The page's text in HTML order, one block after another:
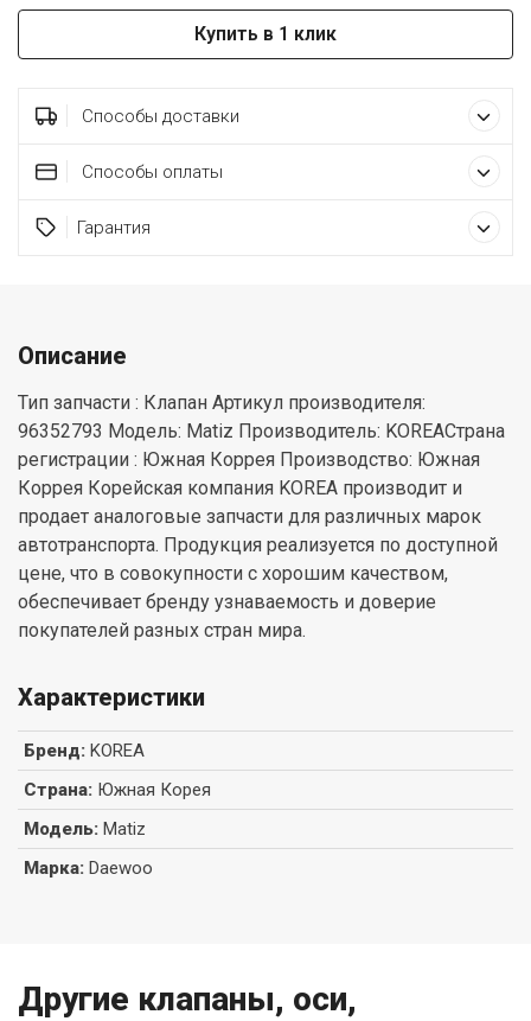
Купить в 1 клик
Способы доставки
Способы оплаты
Гарантия
Описание
Тип запчасти : Клапан Артикул производителя:
96352793 Модель: Matiz Производитель: KOREAСтрана
регистрации : Южная Коррея Производство: Южная
Коррея Корейская компания KOREA производит и
продает аналоговые запчасти для различных марок
автотранспорта. Продукция реализуется по доступной
цене, что в совокупности с хорошим качеством,
обеспечивает бренду узнаваемость и доверие
покупателей разных стран мира.
Характеристики
Бренд: KOREA
Страна: Южная Корея
Модель: Matiz
Марка: Daewoo
Другие клапаны, оси,